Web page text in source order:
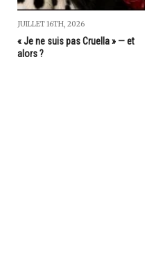
JUILLET 16TH, 2026
« Je ne suis pas Cruella » — et
alors ?